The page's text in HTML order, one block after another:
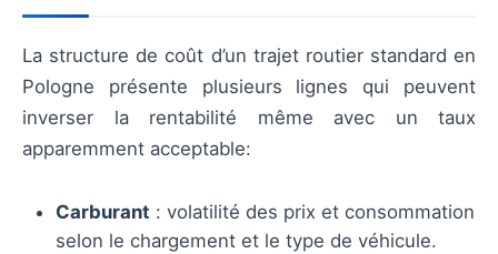
La structure de coût d’un trajet routier standard en
Pologne présente plusieurs lignes qui peuvent
inverser la rentabilité même avec un taux
apparemment acceptable:
Carburant : volatilité des prix et consommation
selon le chargement et le type de véhicule.